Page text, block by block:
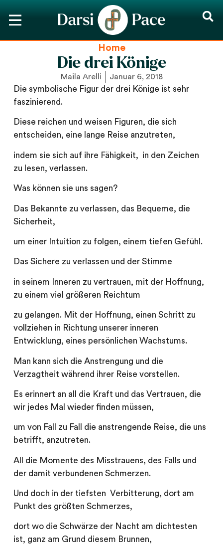
Home
Die drei Könige
Maila Arelli Januar 6, 2018
Die symbolische Figur der drei Könige ist sehr
faszinierend.
Diese reichen und weisen Figuren, die sich
entscheiden, eine lange Reise anzutreten,
indem sie sich auf ihre Fähigkeit, in den Zeichen
zu lesen, verlassen.
Was können sie uns sagen?
Das Bekannte zu verlassen, das Bequeme, die
Sicherheit,
um einer Intuition zu folgen, einem tiefen Gefühl.
Das Sichere zu verlassen und der Stimme
in seinem Inneren zu vertrauen, mit der Hoffnung,
zu einem viel größeren Reichtum
zu gelangen. Mit der Hoffnung, einen Schritt zu
vollziehen in Richtung unserer inneren
Entwicklung, eines persönlichen Wachstums.
Man kann sich die Anstrengung und die
Verzagtheit während ihrer Reise vorstellen.
Es erinnert an all die Kraft und das Vertrauen, die
wir jedes Mal wieder finden müssen,
um von Fall zu Fall die anstrengende Reise, die uns
betrifft, anzutreten.
All die Momente des Misstrauens, des Falls und
der damit verbundenen Schmerzen.
Und doch in der tiefsten Verbitterung, dort am
Punkt des größten Schmerzes,
dort wo die Schwärze der Nacht am dichtesten
ist, ganz am Grund diesem Brunnen,